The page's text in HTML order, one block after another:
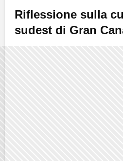
Riflessione sulla
sudest di Gran